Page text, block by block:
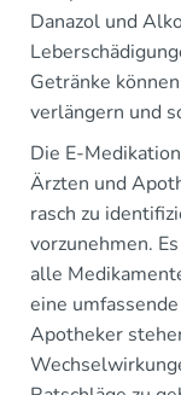
Danazol und
Getränke
verlängern und
Die E-
Ärzten und
rasch zu
vorzunehmen.
alle
eine
Apotheker